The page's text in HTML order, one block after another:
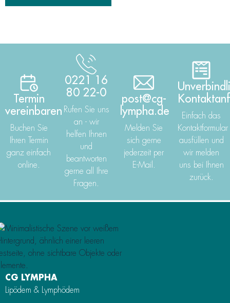
Termin
vereinbaren
Buchen Sie
Ihren Termin
ganz einfach
online.
0221 16
80 22-0
Rufen Sie uns
an - wir
helfen Ihnen
und
beantworten
gerne all Ihre
Fragen.
post@cg-
lympha.de
Melden Sie
sich gerne
jederzeit per
E-Mail.
Einfach das
Kontaktformular
ausfüllen und
wir melden
uns bei Ihnen
zurück.
CG LYMPHA
Lipödem & Lymphödem